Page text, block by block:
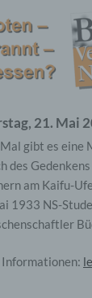
21. Mai
gibt es eine
des
am Kaifu-
1933 NS-